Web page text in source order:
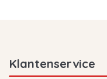
Klantenservice